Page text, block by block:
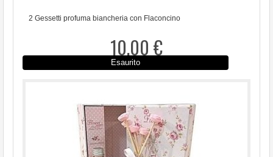
2 Gessetti profuma biancheria con Flaconcino
10,00 €
Esaurito